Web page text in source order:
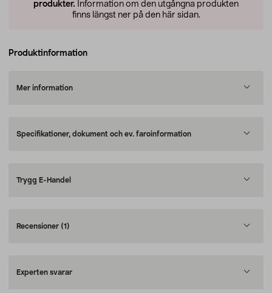
produkter. Information om den utgångna produkten
finns längst ner på den här sidan.
Produktinformation
Mer information
Specifikationer, dokument och ev. faroinformation
Trygg E-Handel
Recensioner (1)
Experten svarar